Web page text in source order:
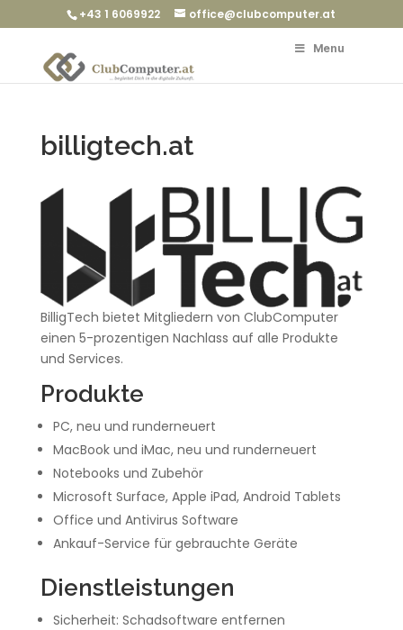
+43 1 6069922 office@clubcomputer.at
Menu
billigtech.at
BilligTech bietet Mitgliedern von ClubComputer
einen 5-prozentigen Nachlass auf alle Produkte
und Services.
Produkte
PC, neu und runderneuert
MacBook und iMac, neu und runderneuert
Notebooks und Zubehör
Microsoft Surface, Apple iPad, Android Tablets
Office und Antivirus Software
Ankauf-Service für gebrauchte Geräte
Dienstleistungen
Sicherheit: Schadsoftware entfernen